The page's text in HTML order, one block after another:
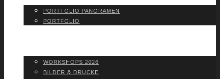
PORT­FO­LIO PAN­ORA­MEN
PORT­FO­LIO
WORK­SHOPS 2026
BIL­DER & DRU­CKE